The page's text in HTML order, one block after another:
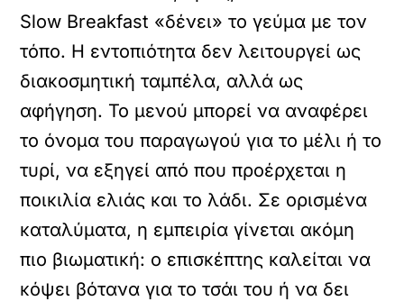
Slow Breakfast «δένει» το γεύμα με τον
τόπο. Η εντοπιότητα δεν λειτουργεί ως
διακοσμητική ταμπέλα, αλλά ως
αφήγηση. Το μενού μπορεί να αναφέρει
το όνομα του παραγωγού για το μέλι ή το
τυρί, να εξηγεί από που προέρχεται η
ποικιλία ελιάς και το λάδι. Σε ορισμένα
καταλύματα, η εμπειρία γίνεται ακόμη
πιο βιωματική: ο επισκέπτης καλείται να
κόψει βότανα για το τσάι του ή να δει